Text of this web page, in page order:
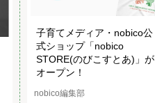
子育てメディア・nobico公
式ショップ「nobico
STORE(のびこすとあ)」が
オープン！
nobico編集部